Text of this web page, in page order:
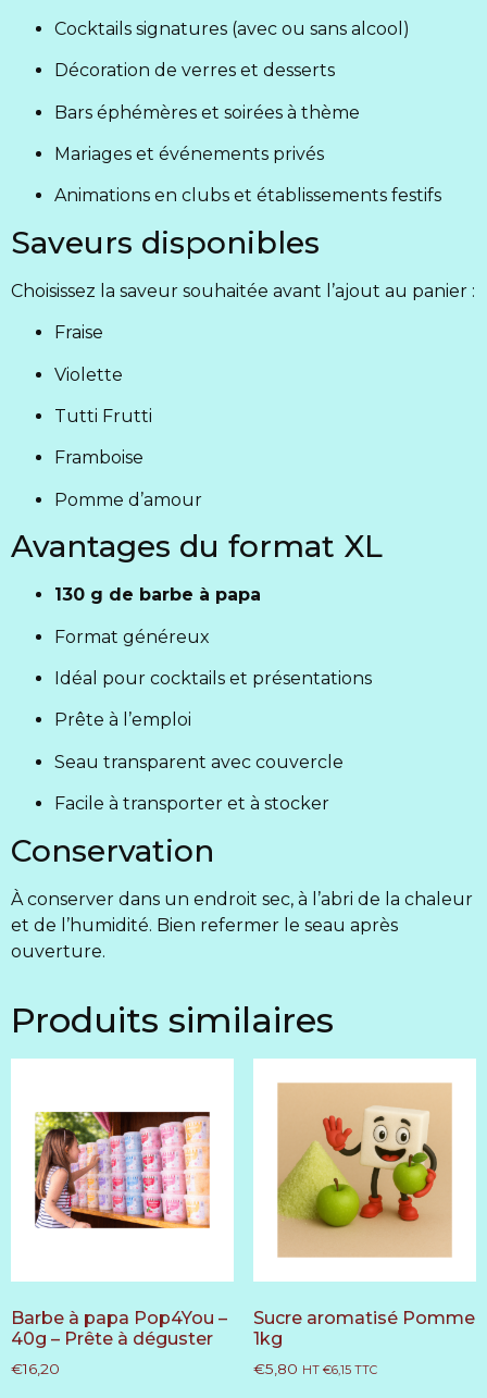
Cocktails signatures (avec ou sans alcool)
Décoration de verres et desserts
Bars éphémères et soirées à thème
Mariages et événements privés
Animations en clubs et établissements festifs
Saveurs disponibles
Choisissez la saveur souhaitée avant l’ajout au panier :
Fraise
Violette
Tutti Frutti
Framboise
Pomme d’amour
Avantages du format XL
130 g de barbe à papa
Format généreux
Idéal pour cocktails et présentations
Prête à l’emploi
Seau transparent avec couvercle
Facile à transporter et à stocker
Conservation
À conserver dans un endroit sec, à l’abri de la chaleur
et de l’humidité. Bien refermer le seau après
ouverture.
Produits similaires
Barbe à papa Pop4You –
40g – Prête à déguster
€16,20
Sucre aromatisé Pomme
1kg
€5,80 HT €6,15TTC